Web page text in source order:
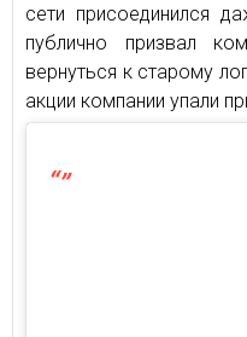
сети присоединился
публично призвал
вернуться к старому
акции компании упали